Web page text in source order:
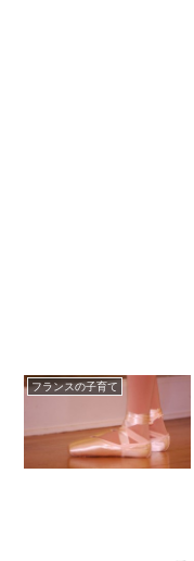
フランスの子育て